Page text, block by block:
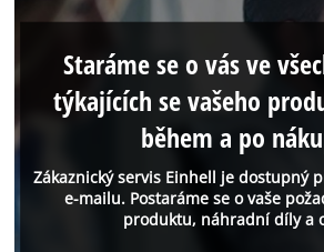
Zákaznický servis Einhell je dostupný
e-mailu. Postaráme se o vaše
produktu, náhradní díly a
Staráme se o vás ve
týkajících se vašeho
během a po